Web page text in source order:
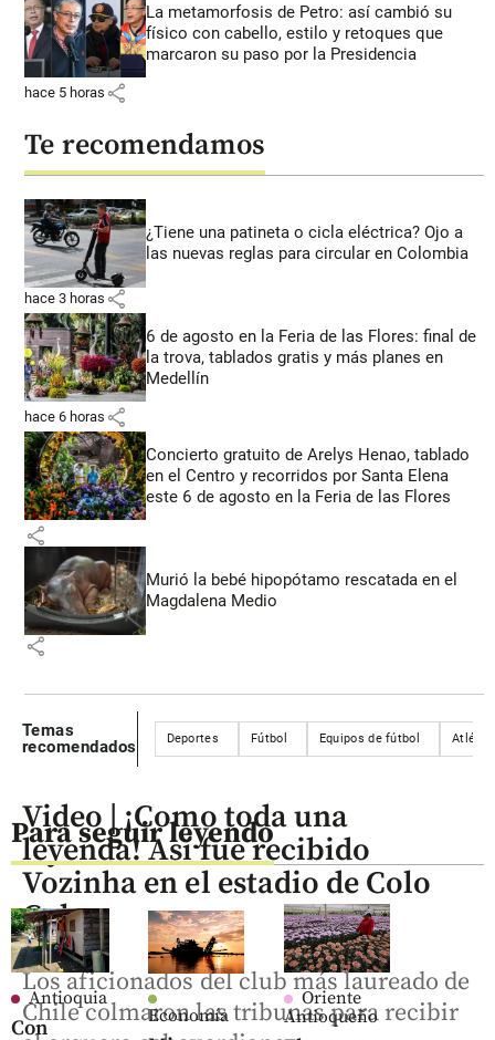
La metamorfosis de Petro: así cambió su
físico con cabello, estilo y retoques que
marcaron su paso por la Presidencia
hace 5 horas share
Te recomendamos
¿Tiene una patineta o cicla eléctrica? Ojo a
las nuevas reglas para circular en Colombia
hace 3 horas share
6 de agosto en la Feria de las Flores: final de
la trova, tablados gratis y más planes en
Medellín
hace 6 horas share
Concierto gratuito de Arelys Henao, tablado
en el Centro y recorridos por Santa Elena
este 6 de agosto en la Feria de las Flores
share
Murió la bebé hipopótamo rescatada en el
Magdalena Medio
share
Temas
recomendados
Deportes Fútbol Equipos de fútbol
Para seguir leyendo
Antioquia
Con
Economía
Oriente
Antioqueño
Video | ¡Como toda una
leyenda! Así fue recibido
Vozinha en el estadio de Colo
Colo
Los aficionados del club más laureado de
Chile colmaron las tribunas para recibir